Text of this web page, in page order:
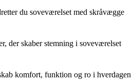
du soveværelset med skråvægge
der skaber stemning i soveværelset
komfort, funktion og ro i hverdagen